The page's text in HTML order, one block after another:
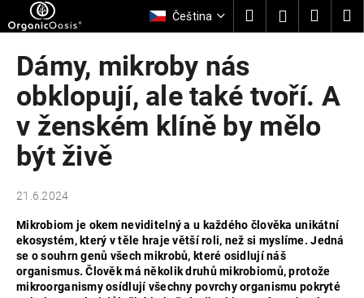
na
obsah
Čeština HledatPřihlášení
Dámy, mikroby nás
obklopují, ale také tvoří. A
v ženském klíně by mělo
být živě
21.6.2024
Mikrobiom je okem neviditelný a u každého člověka unikátní
ekosystém, který v těle hraje větší roli, než si myslíme. Jedná
se o souhrn genů všech mikrobů, které osidlují náš
organismus. Člověk má několik druhů mikrobiomů, protože
mikroorganismy osídlují všechny povrchy organismu pokryté
o
C
o
p
o
ř
e
b
u
j